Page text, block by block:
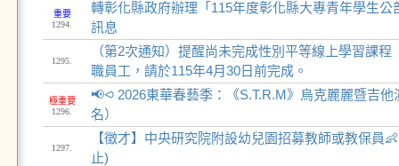
重要
1294.
轉彰化縣政府辦理「115年度彰化縣大專青年學生公
訊息
1295.
（第2次通知）提醒尚未完成性別平等線上學習課
職員工，請於115年4月30日前完成。
極重要
1296.
📢⪦ 2026東華春藝季：《S.T.R.M》烏克麗麗暨吉他
名）
1297.
【徵才】中央研究院附設幼兒園招募教師或教保員
止)